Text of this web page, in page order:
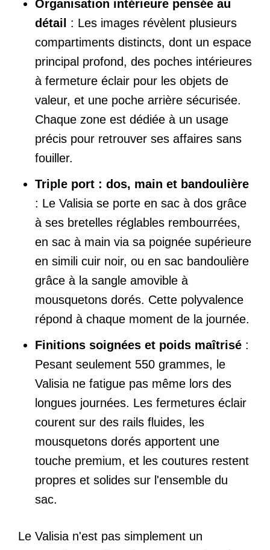
Organisation intérieure pensée au
détail
: Les images révèlent plusieurs
compartiments distincts, dont un espace
principal profond, des poches intérieures
à fermeture éclair pour les objets de
valeur, et une poche arrière sécurisée.
Chaque zone est dédiée à un usage
précis pour retrouver ses affaires sans
fouiller.
Triple port : dos, main et bandoulière
: Le Valisia se porte en sac à dos grâce
à ses bretelles réglables rembourrées,
en sac à main via sa poignée supérieure
en simili cuir noir, ou en sac bandoulière
grâce à la sangle amovible à
mousquetons dorés. Cette polyvalence
répond à chaque moment de la journée.
Finitions soignées et poids maîtrisé :
Pesant seulement 550 grammes, le
Valisia ne fatigue pas même lors des
longues journées. Les fermetures éclair
courent sur des rails fluides, les
mousquetons dorés apportent une
touche premium, et les coutures restent
propres et solides sur l'ensemble du
sac.
Le Valisia n'est pas simplement un